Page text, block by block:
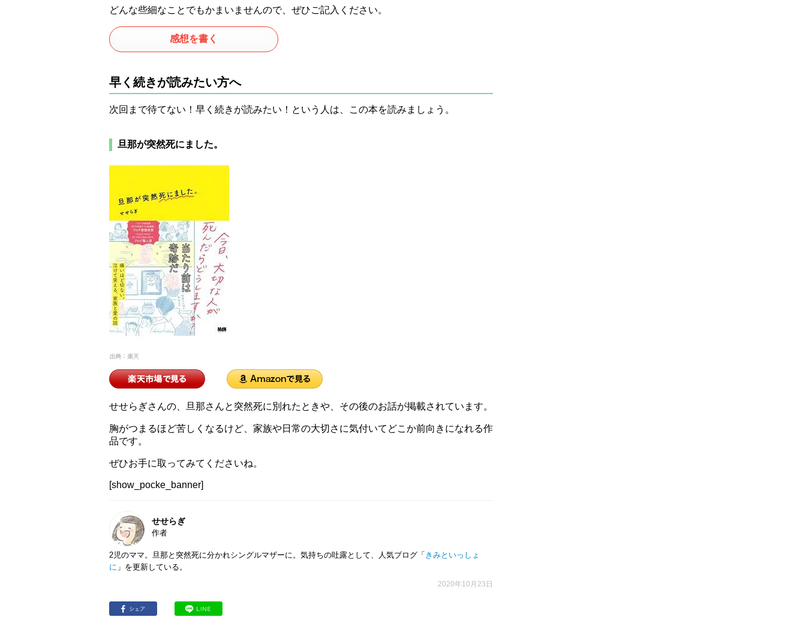
どんな些細なことでもかまいませんので、ぜひご記入ください。
感想を書く
早く続きが読みたい方へ
次回まで待てない！早く続きが読みたい！という人は、この本を読みましょう。
旦那が突然死にました。
せせらぎさんの、旦那さんと突然死に別れたときや、その後のお話が掲載されています。
胸がつまるほど苦しくなるけど、家族や日常の大切さに気付いてどこか前向きになれる作
品です。
ぜひお手に取ってみてくださいね。
[show_pocke_banner]
せせらぎ
作者
2児のママ。旦那と突然死に分かれシングルマザーに。気持ちの吐露として、人気ブログ「 きみといっしょ
に 」を更新している。
2020年10月23日